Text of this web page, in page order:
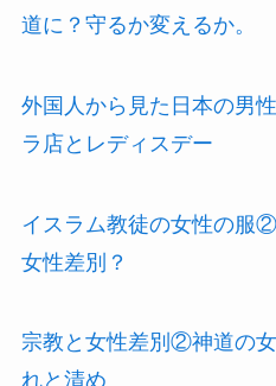
道に？守るか変えるか。
外国人から見た日本の男
ラ店とレディスデー
イスラム教徒の女性の服
女性差別？
宗教と女性差別②神道の
れと清め